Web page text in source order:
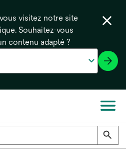
visitez notre site
Souhaitez-vous
contenu adapté ?